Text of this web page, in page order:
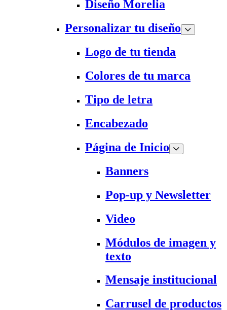
Diseño Morelia
Personalizar tu diseño
Logo de tu tienda
Colores de tu marca
Tipo de letra
Encabezado
Página de Inicio
Banners
Pop-up y Newsletter
Video
Módulos de imagen y
texto
Mensaje institucional
Carrusel de productos